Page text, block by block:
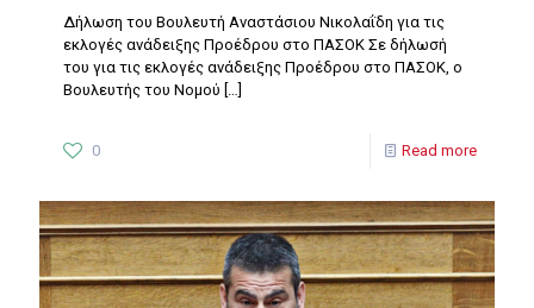
Δήλωση του Βουλευτή Αναστάσιου Νικολαΐδη για τις
εκλογές ανάδειξης Προέδρου στο ΠΑΣΟΚ Σε δήλωσή
του για τις εκλογές ανάδειξης Προέδρου στο ΠΑΣΟΚ, ο
Βουλευτής του Νομού […]
0 Read more